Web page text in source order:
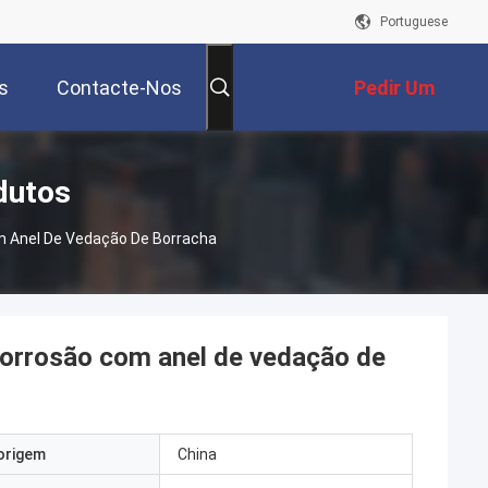
Portuguese
Contacte-Nos Pedir Um
Orçamento
De Vedação De Borracha
com anel de vedação de
China